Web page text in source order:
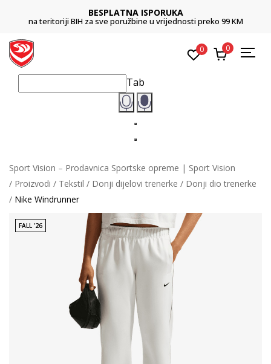
BESPLATNA ISPORUKA
na teritoriji BIH za sve poružbine u vrijednosti preko 99 KM
0 0
Tab
Sport Vision – Prodavnica Sportske opreme | Sport Vision
Proizvodi
Tekstil Donji dijelovi trenerke
Donji dio trenerke
Nike Windrunner
FALL '26